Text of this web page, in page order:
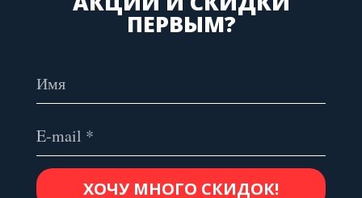
ПЕРВЫМ?